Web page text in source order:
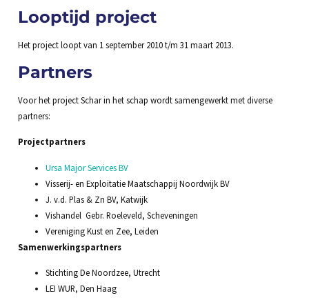
Looptijd project
Het project loopt van 1 september 2010 t/m 31 maart 2013.
Partners
Voor het project Schar in het schap wordt samengewerkt met diverse
partners:
Projectpartners
Ursa Major Services BV
Visserij- en Exploitatie Maatschappij Noordwijk BV
J. v.d. Plas & Zn BV, Katwijk
Vishandel Gebr. Roeleveld, Scheveningen
Vereniging Kust en Zee, Leiden
Samenwerkingspartners
Stichting De Noordzee, Utrecht
LEI WUR, Den Haag